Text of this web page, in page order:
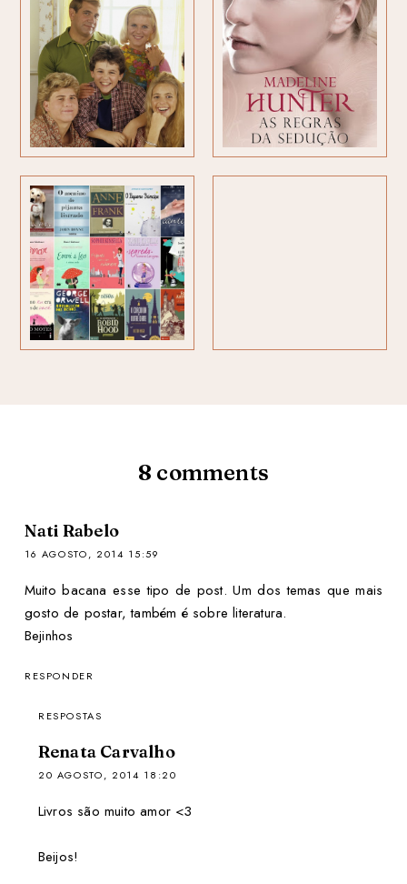
8 comments
Nati Rabelo
16 AGOSTO, 2014 15:59
Muito bacana esse tipo de post. Um dos temas que mais
gosto de postar, também é sobre literatura.
Bejinhos
RESPONDER
RESPOSTAS
Renata Carvalho
20 AGOSTO, 2014 18:20
Livros são muito amor <3
Beijos!